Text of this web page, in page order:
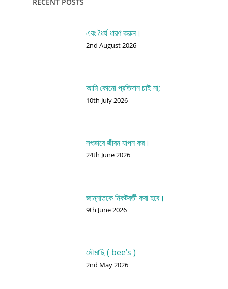
এবং ধৈর্য ধারণ করুন।
2nd August 2026
আমি কোনো প্রতিদান চাই না;
10th July 2026
সৎভাবে জীবন যাপন কর।
24th June 2026
জান্নাতকে নিকটবর্তী করা হবে।
9th June 2026
মৌমাছি ( bee’s )
2nd May 2026